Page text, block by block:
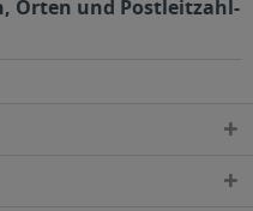
Orten und Postleitzahl-